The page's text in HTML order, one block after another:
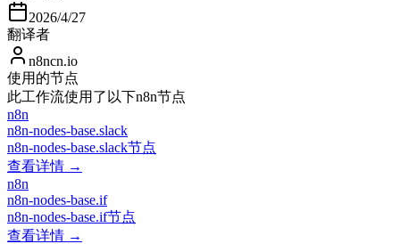
2026/4/27
翻译者
n8ncn.io
使用的节点
此工作流使用了以下n8n节点
n8n
n8n-nodes-base.slack
n8n-nodes-base.slack节点
查看详情 →
n8n
n8n-nodes-base.if
n8n-nodes-base.if节点
查看详情 →